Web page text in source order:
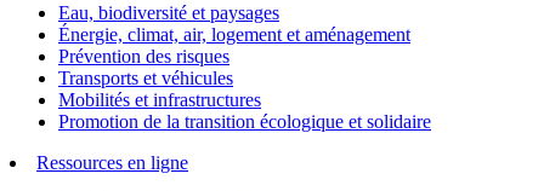
Eau, biodiversité et paysages
Énergie, climat, air, logement et aménagement
Prévention des risques
Transports et véhicules
Mobilités et infrastructures
Promotion de la transition écologique et solidaire
Ressources en ligne